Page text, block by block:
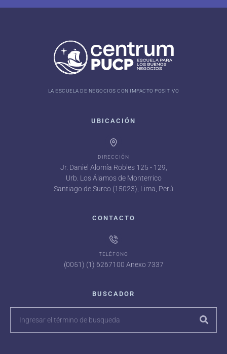
LA ESCUELA DE NEGOCIOS CON IMPACTO POSITIVO
UBICACIÓN
DIRECCIÓN
Jr. Daniel Alomía Robles 125 - 129,
Urb. Los Álamos de Monterrico
Santiago de Surco (15023), Lima, Perú
CONTACTO
TELÉFONO
(0051) (1) 6267100 Anexo 7337
BUSCADOR